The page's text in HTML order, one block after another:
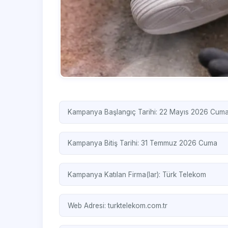
Kampanya Başlangıç Tarihi: 22 Mayıs 2026
Kampanya Bitiş Tarihi: 31 Temmuz 2026 Cuma
Kampanya Katılan Firma(lar): Türk Telekom
Web Adresi:turktelekom.com.tr